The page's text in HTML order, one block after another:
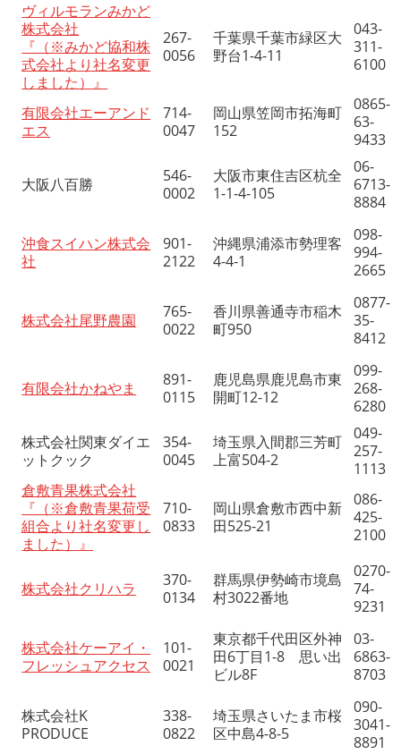
ヴィルモランみかど
株式会社
『（※みかど協和株
式会社より社名変更
しました）』
267-
0056
千葉県千葉市緑区大
野台1-4-11
043-
311-
6100
有限会社エーアンド
エス
714-
0047
岡山県笠岡市拓海町
152
0865-
63-
9433
大阪八百勝
546-
0002
大阪市東住吉区杭全
1-1-4-105
06-
6713-
8884
沖食スイハン株式会
社
901-
2122
沖縄県浦添市勢理客
4-4-1
098-
994-
2665
株式会社尾野農園
765-
0022
香川県善通寺市稲木
町950
0877-
35-
8412
有限会社かねやま
891-
0115
鹿児島県鹿児島市東
開町12-12
099-
268-
6280
株式会社関東ダイエ
ットクック
354-
0045
埼玉県入間郡三芳町
上富504-2
049-
257-
1113
倉敷青果株式会社
『（※倉敷青果荷受
組合より社名変更し
ました）』
710-
0833
岡山県倉敷市西中新
田525-21
086-
425-
2100
株式会社クリハラ
370-
0134
群馬県伊勢崎市境島
村3022番地
0270-
74-
9231
株式会社ケーアイ・
フレッシュアクセス
101-
0021
東京都千代田区外神
田6丁目1-8 思い出
ビル8F
03-
6863-
8703
株式会社K
PRODUCE
338-
0822
埼玉県さいたま市桜
区中島4-8-5
090-
3041-
8891